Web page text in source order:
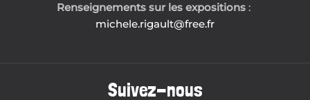
Renseignements sur les expositions :
michele.rigault@free.fr
Suivez-nous